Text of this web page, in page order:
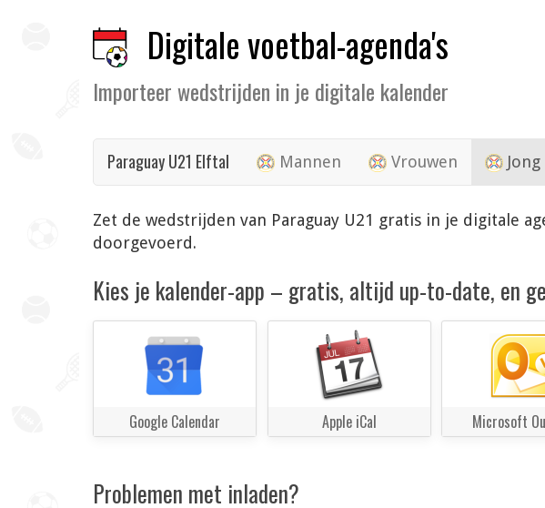
Digitale voetbal-agenda's
Importeer wedstrijden in je digitale kalender
Paraguay U21 Elftal Mannen Vrouwen Jong
Zet de wedstrijden van Paraguay U21 gratis in je digitale
doorgevoerd.
Kies je kalender-app – gratis, altijd up-to-date, en
Google Calendar Apple iCal Microsoft
Problemen met inladen?